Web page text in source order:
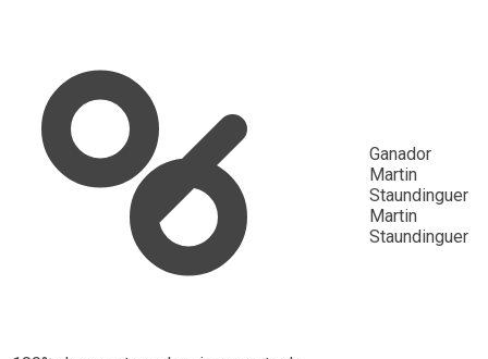
Ganador
Martin
Staundinguer
Martin
Staundinguer